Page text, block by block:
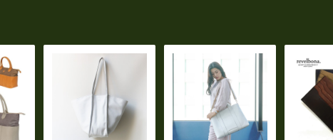
ケ
レ